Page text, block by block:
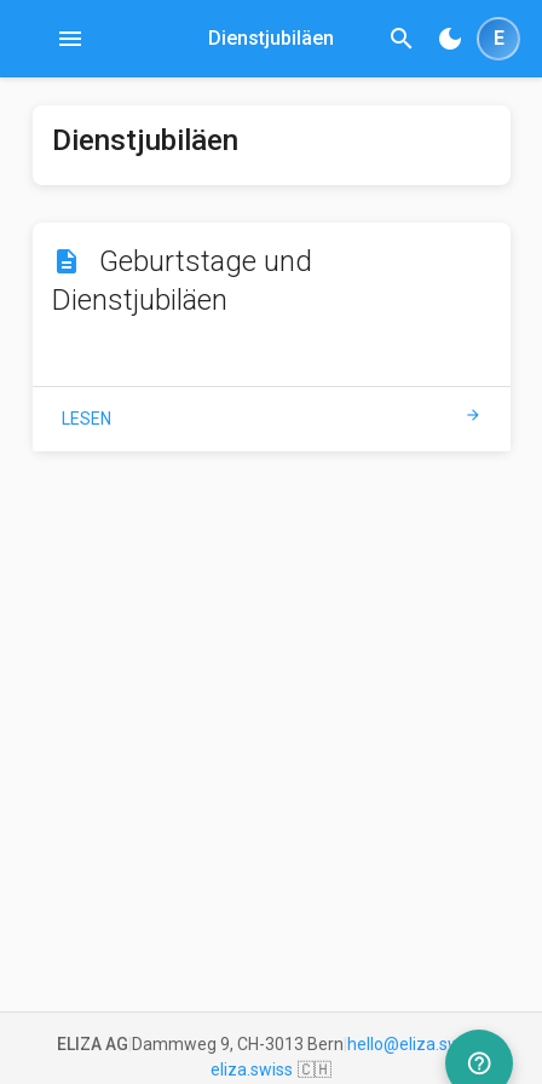
menu Dienstjubiläen search dark_mode E
Dienstjubiläen
description
Geburtstage und
Dienstjubiläen
LESEN arrow_forward
ELIZA AG Dammweg 9, CH-3013 Bern hello@eliza.swiss
eliza.swiss 🇨🇭 help_outline